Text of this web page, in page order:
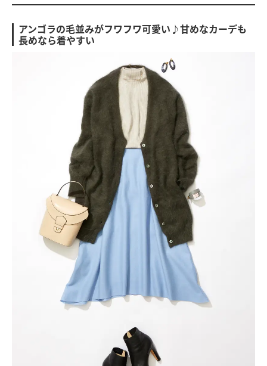
アンゴラの毛並みがフワフワ可愛い♪甘めなカーデも
長めなら着やすい